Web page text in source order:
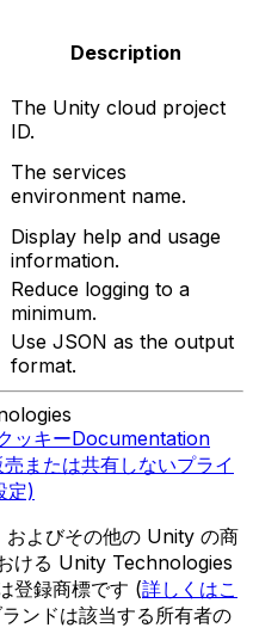
Description
The Unity cloud project
ID.
The services
environment name.
Display help and usage
information.
Reduce logging to a
minimum.
Use JSON as the output
format.
ッキーDocumentation
または共有しないプライ
定)
よびその他の Unity の商
ける Unity Technologies
登録商標です (詳しくはこ
ンドは該当する所有者の